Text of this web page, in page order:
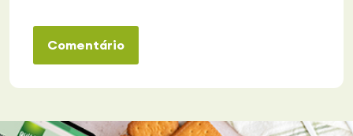
Comentário